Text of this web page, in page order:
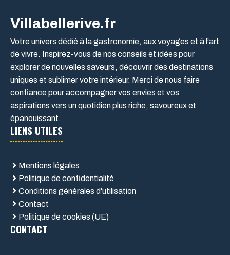
Villabellerive.fr
Votre univers dédié à la gastronomie, aux voyages et à l’art
de vivre. Inspirez-vous de nos conseils et idées pour
explorer de nouvelles saveurs, découvrir des destinations
uniques et sublimer votre intérieur. Merci de nous faire
confiance pour accompagner vos envies et vos
aspirations vers un quotidien plus riche, savoureux et
épanouissant.
LIENS UTILES
Mentions légales
Politique de confidentialité
Conditions générales d'utilisation
Contact
Politique de cookies (UE)
CONTACT